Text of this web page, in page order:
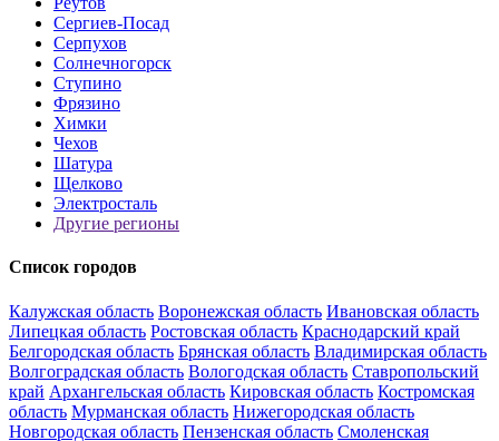
Сергиев-Посад
Серпухов
Солнечногорск
Ступино
Фрязино
Химки
Чехов
Шатура
Щелково
Электросталь
Другие регионы
Список городов
Калужская область Воронежская область Ивановская область
Липецкая область Ростовская область Краснодарский край
Белгородская область Брянская область Владимирская область
Волгоградская область Вологодская область Ставропольский
край Архангельская область Кировская область Костромская
область Мурманская область Нижегородская область
Новгородская область Пензенская область Смоленская